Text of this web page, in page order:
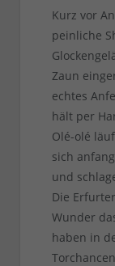
Kurz vor
peinliche
Zaun
echtes
hält per
Olé-olé
sich
und
Die
Wunder
haben in